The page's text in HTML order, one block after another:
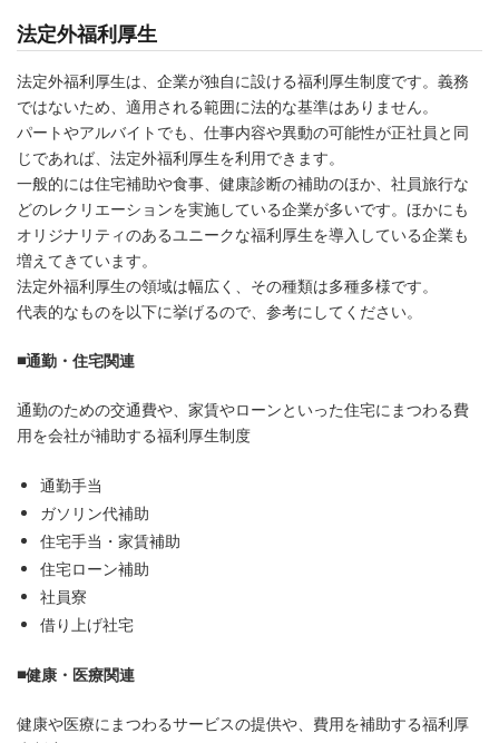
法定外福利厚生
法定外福利厚生は、企業が独自に設ける福利厚生制度です。義務
ではないため、適用される範囲に法的な基準はありません。
パートやアルバイトでも、仕事内容や異動の可能性が正社員と同
じであれば、法定外福利厚生を利用できます。
一般的には住宅補助や食事、健康診断の補助のほか、社員旅行な
どのレクリエーションを実施している企業が多いです。ほかにも
オリジナリティのあるユニークな福利厚生を導入している企業も
増えてきています。
法定外福利厚生の領域は幅広く、その種類は多種多様です。
代表的なものを以下に挙げるので、参考にしてください。
■通勤・住宅関連
通勤のための交通費や、家賃やローンといった住宅にまつわる費
用を会社が補助する福利厚生制度
通勤手当
ガソリン代補助
住宅手当・家賃補助
住宅ローン補助
社員寮
借り上げ社宅
■健康・医療関連
健康や医療にまつわるサービスの提供や、費用を補助する福利厚